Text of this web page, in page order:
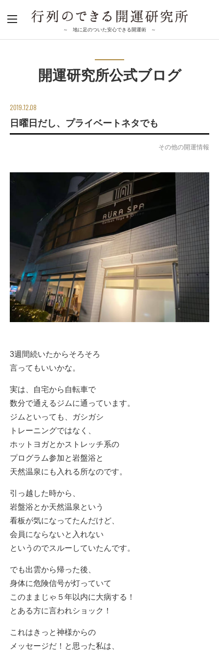
～ 地に足のついた安心できる開運術 ～
開運研究所公式ブログ
2019.12.08
日曜日だし、プライベートネタでも
その他の開運情報
3週間続いたからそろそろ
言ってもいいかな。
実は、自宅から自転車で
数分で通えるジムに通っています。
ジムといっても、ガシガシ
トレーニングではなく、
ホットヨガとかストレッチ系の
プログラム参加と岩盤浴と
天然温泉にも入れる所なのです。
引っ越した時から、
岩盤浴とか天然温泉という
看板が気になってたんだけど、
会員にならないと入れない
というのでスルーしていたんです。
でも出雲から帰った後、
身体に危険信号が灯っていて
このままじゃ５年以内に大病する！
とある方に言われショック！
これはきっと神様からの
メッセージだ！と思った私は、